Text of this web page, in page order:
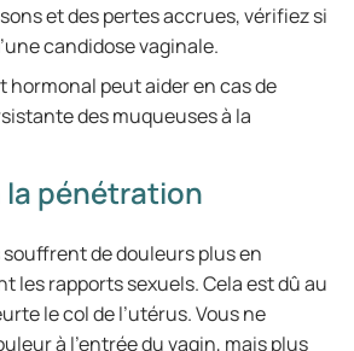
et des pertes accrues, vérifiez si
candidose vaginale.
hormonal peut aider en cas de
des muqueuses à la
la pénétration
de douleurs plus en
les rapports sexuels. Cela est dû au
le col de l’utérus. Vous ne
à l’entrée du vagin, mais plus